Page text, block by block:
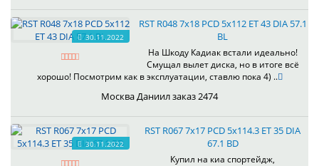
30.11.2022
RST R048 7x18 PCD 5x112 ET 43 DIA 57.1
BL
На Шкоду Кадиак встали идеально!
Смущал вылет диска, но в итоге всё
хорошо! Посмотрим как в эксплуатации, ставлю пока 4) ..
Москва Даниил заказ 2474
30.11.2022
RST R067 7x17 PCD 5x114.3 ET 35 DIA
67.1 BD
Купил на киа спортейдж,